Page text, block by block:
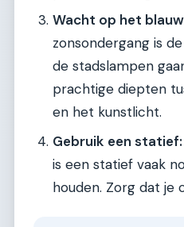
Wacht op het
zonsondergang is
de stadslampen
prachtige diepten
en het kunstlicht.
Gebruik een statief:
is een statief vaak
houden. Zorg dat je